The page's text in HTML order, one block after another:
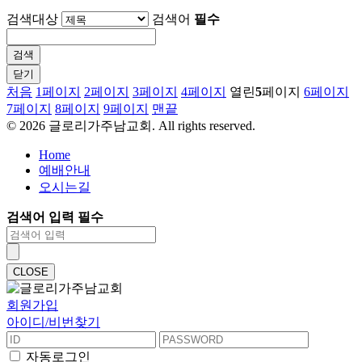
검색대상 검색어 필수
닫기
처음 1페이지 2페이지 3페이지 4페이지 열린5페이지 6페이지
7페이지 8페이지 9페이지
맨끝
© 2026 글로리가주남교회. All rights reserved.
Home
예배안내
오시는길
검색어 입력 필수
CLOSE
회원가입
아이디/비번찾기
자동로그인